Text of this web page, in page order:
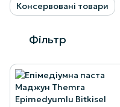
Консервовані товари
Фільтр